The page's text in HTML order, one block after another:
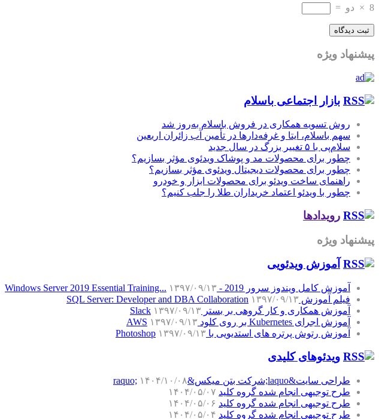
8
× دو =
پیشنهاد ویژه
بازار اجتماعی باسلام
روش تسویه همکاری در فروش باسلام به‌روز شد
سهم باسلام، ایتا و غرفه‌دارها در تأمین آب زائران اربعین
سلام‌پی با ۵ تغییر بزرگ در سال جدید
چطور برای محصولات مد و پوشاک ویدئوی مؤثر بسازیم؟
چطور برای محصولات دیجیتال ویدئوی مؤثر بسازیم؟
راهنمای ساخت ویدئو برای محصولات ابزار و خودرو
چطور با ویدئو اعتماد خریداران طلا را جلب کنیم؟
رویدادها
پیشنهاد ویژه
آموزش‌ ویدئویی
آموزش کامل ویندوز سرور 2019 - Windows Server 2019 Essential Training...
۱۳۹۷/۰۹/۱۳
فیلم آموزش SQL Server: Developer and DBA Collaboration ۱۳۹۷/۰۹/۱۳
آموزش همکاری و کار گروهی بر بستر Slack ۱۳۹۷/۰۹/۱۳
آموزش اجرای Kubernetes بر روی کلود AWS
۱۳۹۷/۰۹/۱۳
آموزش رتوش پرتره های استدیویی با Photoshop ۱۳۹۷/۰۹/۱۳
ویدئوهای کلیدی
طراحی سایت&laquo;شرکت بتن میکس&raquo;
۱۴۰۴/۱۰/۰۸
طرح توجیهی انجام شده گروه کلید ۱۴۰۴/۰۵/۰۷
طرح توجیهی انجام شده گروه کلید ۱۴۰۴/۰۵/۰۶
طرح توجیهی انجام شده گروه کلید ۱۴۰۴/۰۵/۰۴